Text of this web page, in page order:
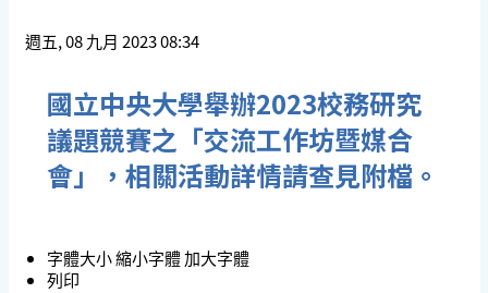
週五, 08 九月 2023 08:34
國立中央大學舉辦2023校務研究
議題競賽之「交流工作坊暨媒合
會」，相關活動詳情請查見附檔。
字體大小縮小字體加大字體
列印